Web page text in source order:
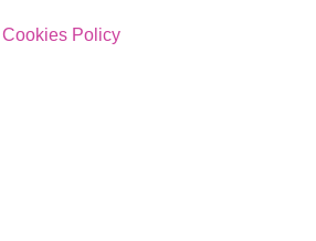
Policy